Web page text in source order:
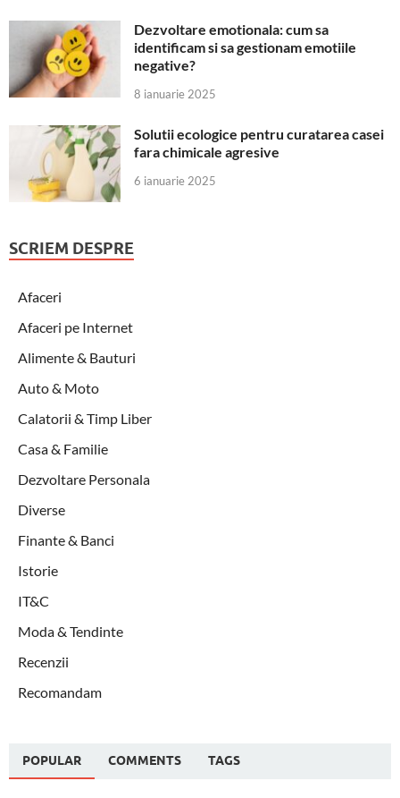
Dezvoltare emotionala: cum sa
identificam si sa gestionam emotiile
negative?
8 ianuarie 2025
Solutii ecologice pentru curatarea casei
fara chimicale agresive
6 ianuarie 2025
SCRIEM DESPRE
Afaceri
Afaceri pe Internet
Alimente & Bauturi
Auto & Moto
Calatorii & Timp Liber
Casa & Familie
Dezvoltare Personala
Diverse
Finante & Banci
Istorie
IT&C
Moda & Tendinte
Recenzii
Recomandam
POPULAR COMMENTS TAGS